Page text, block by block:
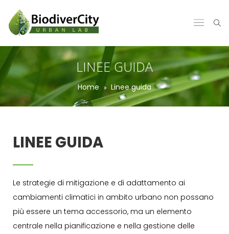
LINEE GUIDA
Home Linee guida
LINEE GUIDA
Le strategie di mitigazione e di adattamento ai
cambiamenti climatici in ambito urbano non possano
più essere un tema accessorio, ma un elemento
centrale nella pianificazione e nella gestione delle